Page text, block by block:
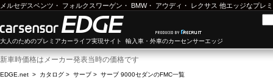
メルセデスベンツ ・ フォルクスワーゲン ・ BMW・ アウディ ・ レクサス 他エッジなプレ
大人のためのプレミアカーライフ実現サイト 輸入車・外車のカーセンサーエッジ
新車時価格はメーカー発表当時の価格です
EDGE.net > カタログ > サーブ > サーブ 9000セダンのFMC一覧